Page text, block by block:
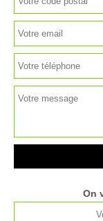
On